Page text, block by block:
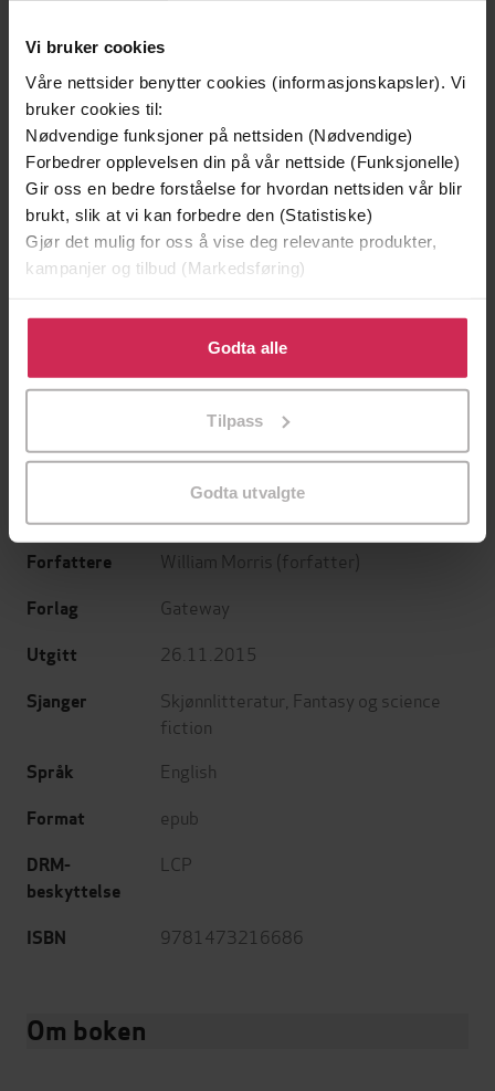
Vi bruker cookies
Våre nettsider benytter cookies (informasjonskapsler). Vi
bruker cookies til:
Nødvendige funksjoner på nettsiden (Nødvendige)
Forbedrer opplevelsen din på vår nettside (Funksjonelle)
Gir oss en bedre forståelse for hvordan nettsiden vår blir
brukt, slik at vi kan forbedre den (Statistiske)
Gjør det mulig for oss å vise deg relevante produkter,
kampanjer og tilbud (Markedsføring)
Klikk på «Godta alle» for å gi oss ditt samtykke til å
bruke cookies for alle disse formålene. Du kan også
tilpasse ditt samtykke til spesifikke formål ved å klikke
Godta alle
Tilpass
Godta utvalgte
Vinner av Rivertonprisen
Minnesota
Utskudd
Forfattere William Morris (forfatter)
Forlag Gateway
Utgitt 26.11.2015
Sjanger Skjønnlitteratur Fantasy og science
fiction
Språk English
Format epub
DRM-
beskyttelse
LCP
ISBN 9781473216686
Om boken